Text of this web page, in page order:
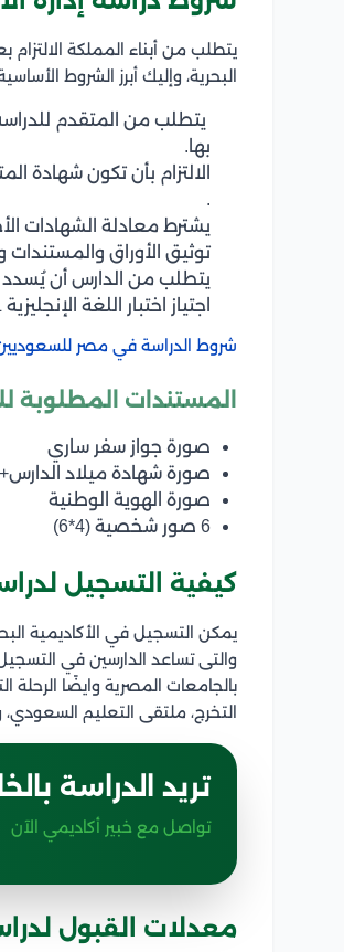
يتطلب من أبناء المملكة الالتزام
البحرية، وإليك أبرز الشروط
يتطلب من المتقدم
بها.
الالتزام بأن تكون
.
يشترط معادلة الشهادات
توثيق الأوراق
يتطلب من الدارس أن يُسدد
اجتياز اختبار اللغة الإنجليزية TOEFL أو ما يعادله من الاختبارات المعتمدة من قبل الأكاديمية.
شروط الدراسة في مصر
المستندات المطلوبة
صورة جواز سفر ساري
صورة شهادة ميلاد الدارس+
صورة الهوية الوطنية
6 صور شخصية (4*6)
كيفية التسجيل
يمكن التسجيل في الأكاديمية
والتى تساعد الدارسين في
بالجامعات المصرية وايضًا
التخرج، ملتقى التعليم
تريد الدراسة
تواصل مع خبير أكاديمي الآن
معدلات القبول